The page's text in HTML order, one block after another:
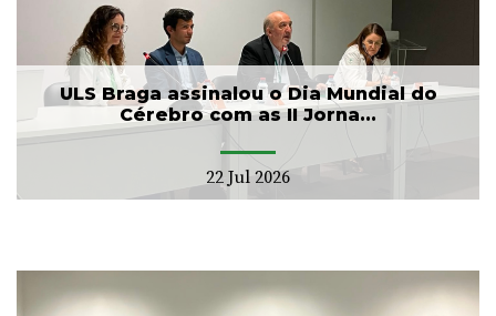
ULS Braga assinalou o Dia Mundial do
Cérebro com as II Jorna...
22 Jul 2026